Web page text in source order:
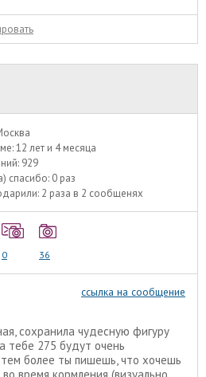
12 лет и 4 месяца
929
спасибо: 0 раз
2 раза в 2 сообщенях
0 36
ссылка на сообщение
сохранила чудесную фигуру
тебе 275 будут очень
более ты пишешь, что хочешь